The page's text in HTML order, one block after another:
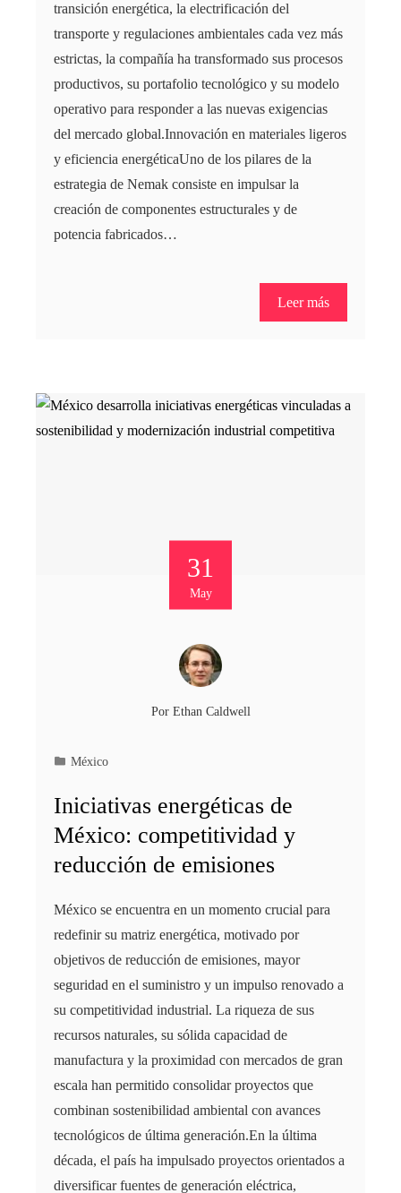
transición energética, la electrificación del
transporte y regulaciones ambientales cada vez más
estrictas, la compañía ha transformado sus procesos
productivos, su portafolio tecnológico y su modelo
operativo para responder a las nuevas exigencias
del mercado global.Innovación en materiales ligeros
y eficiencia energéticaUno de los pilares de la
estrategia de Nemak consiste en impulsar la
creación de componentes estructurales y de
potencia fabricados…
Leer más
31
May
Por Ethan Caldwell
México
Iniciativas energéticas de
México: competitividad y
reducción de emisiones
México se encuentra en un momento crucial para
redefinir su matriz energética, motivado por
objetivos de reducción de emisiones, mayor
seguridad en el suministro y un impulso renovado a
su competitividad industrial. La riqueza de sus
recursos naturales, su sólida capacidad de
manufactura y la proximidad con mercados de gran
escala han permitido consolidar proyectos que
combinan sostenibilidad ambiental con avances
tecnológicos de última generación.En la última
década, el país ha impulsado proyectos orientados a
diversificar fuentes de generación eléctrica,